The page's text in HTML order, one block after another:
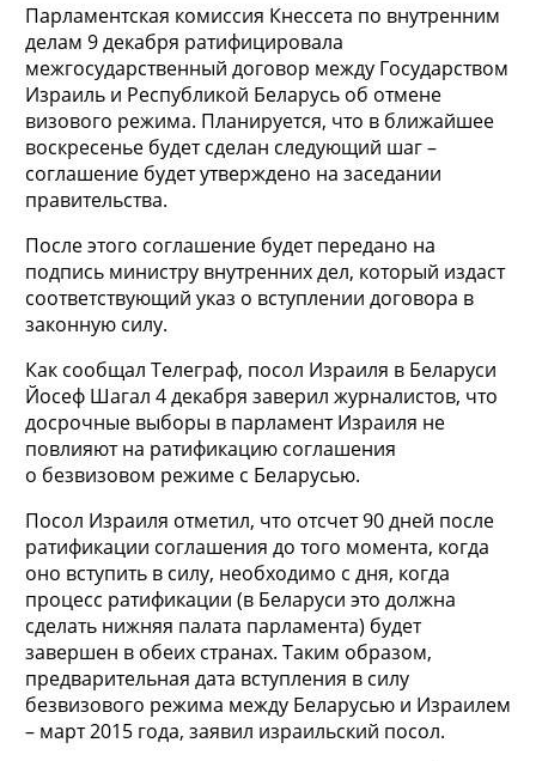
Парламентская комиссия Кнессета по внутренним
делам 9 декабря ратифицировала
межгосударственный договор между Государством
Израиль и Республикой Беларусь об отмене
визового режима. Планируется, что в ближайшее
воскресенье будет сделан следующий шаг –
соглашение будет утверждено на заседании
правительства.
После этого соглашение будет передано на
подпись министру внутренних дел, который издаст
соответствующий указ о вступлении договора в
законную силу.
Как сообщал Телеграф, посол Израиля в Беларуси
Йосеф Шагал 4 декабря заверил журналистов, что
досрочные выборы в парламент Израиля не
повлияют на ратификацию соглашения
о безвизовом режиме с Беларусью.
Посол Израиля отметил, что отсчет 90 дней после
ратификации соглашения до того момента, когда
оно вступить в силу, необходимо с дня, когда
процесс ратификации (в Беларуси это должна
сделать нижняя палата парламента) будет
завершен в обеих странах. Таким образом,
предварительная дата вступления в силу
безвизового режима между Беларусью и Израилем
– март 2015 года, заявил израильский посол.